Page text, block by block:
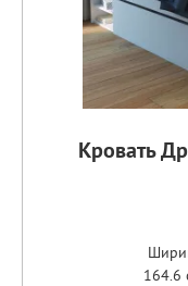
Кровать
164.6